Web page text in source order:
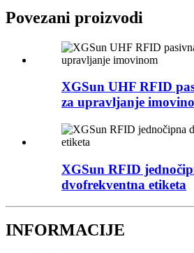
Povezani proizvodi
XGSun UHF RFID
za upravljanje
XGSun RFID
dvofrekventna etiketa
INFORMACIJE